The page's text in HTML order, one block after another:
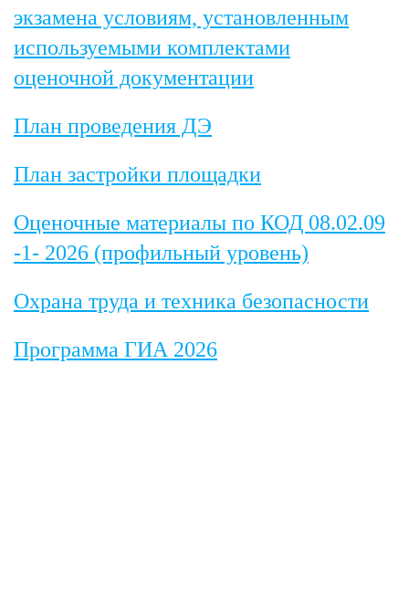
экзамена условиям, установленным
используемыми комплектами
оценочной документации
План проведения ДЭ
План застройки площадки
Оценочные материалы по КОД 08.02.09
-1- 2026 (профильный уровень)
Охрана труда и техника безопасности
Программа ГИА 2026